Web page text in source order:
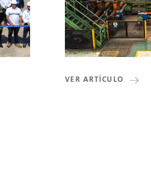
VER ARTÍCULO